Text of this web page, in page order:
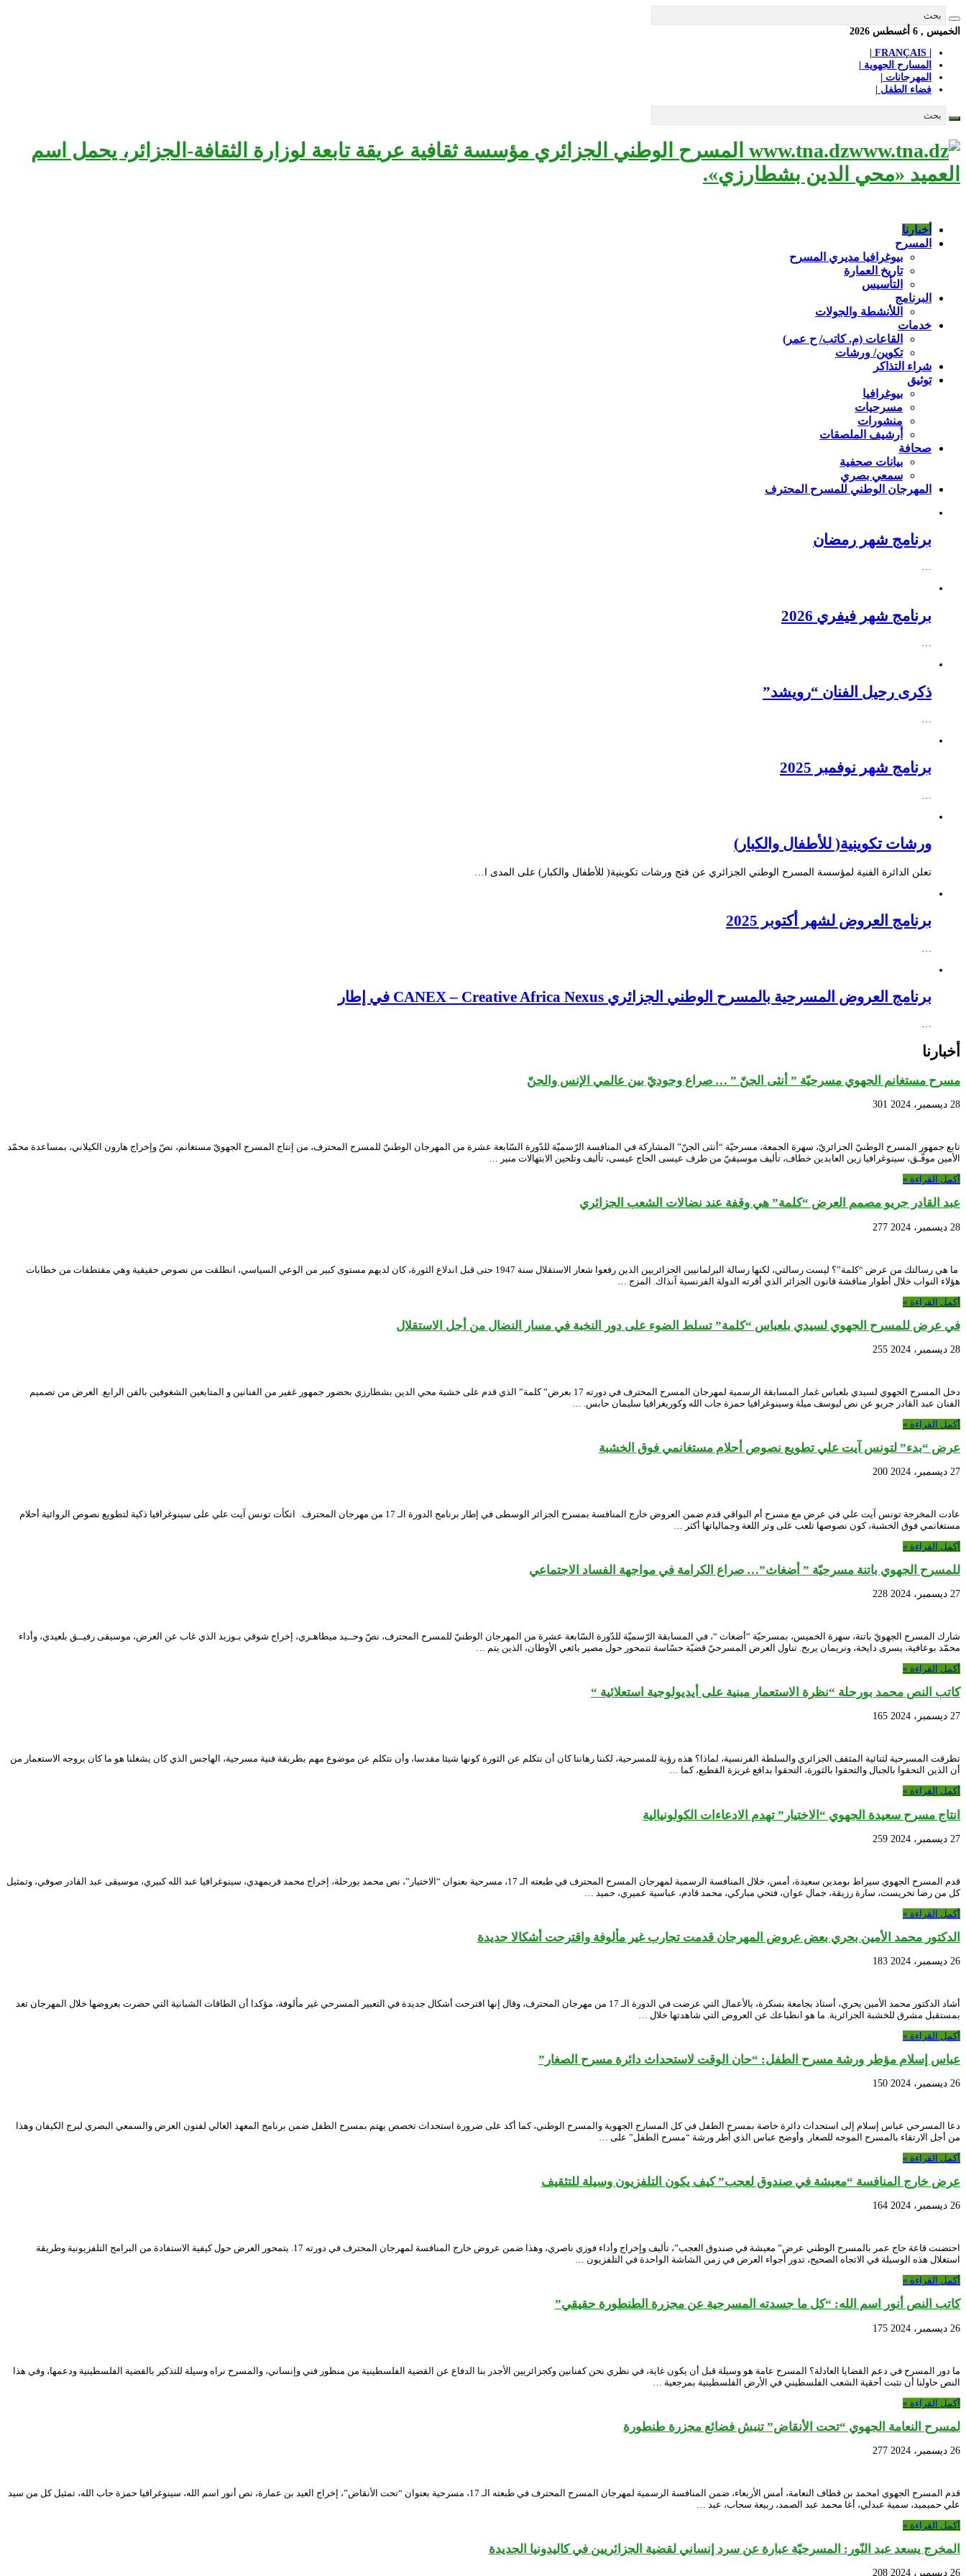
الخميس , 6 أغسطس 2026
المسارح الجهوية |
المهرجانات |
فضاء الطفل |
www.tna.dz المسرح الوطني الجزائري مؤسسة ثقافية عريقة تابعة لوزارة الثقافة-الجزائر، يحمل اسم
العميد «محي الدين بشطارزي».
أخبارنا
المسرح
بيوغرافيا مديري المسرح
تاريخ العمارة
التأسيس
البرنامج
اللأنشطة والجولات
خدمات
القاعات (م. كاتب/ ح عمر)
تكوين/ ورشات
شراء التذاكر
توثيق
بيوغرافيا
مسرحيات
منشورات
أرشيف الملصقات
صحافة
بيانات صحفية
سمعي بصري
المهرجان الوطني للمسرح المحترف
برنامج شهر رمضان
…
برنامج شهر فيفري 2026
…
ذكرى رحيل الفنان “رويشد”
…
برنامج شهر نوفمبر 2025
ورشات تكوينية( للأطفال والكبار)
تعلن الدائرة الفنية لمؤسسة المسرح الوطني الجزائري عن فتح ورشات تكوينية( للأطفال والكبار) على المدى ا…
برنامج العروض لشهر أكتوبر 2025
برنامج العروض المسرحية بالمسرح الوطني الجزائري CANEX – Creative Africa Nexus في إطار
…
أخبارنا
مسرح مستغانم الجهوي مسرحيّة ” أنثى الجنّ ” … صراع وجوديّ بين عالمي الإنس والجنّ
28 ديسمبر، 2024 301
تابع جمهور المسرح الوطنيّ الجزائريّ، سهرة الجمعة، مسرحيّة “أنثى الجنّ” المشاركة في المنافسة الرّسميّة للدّورة السّابعة عشرة من المهرجان الوطنيّ للمسرح المحترف، من إنتاج المسرح الجهويّ مستغانم، نصّ وإخراج هارون الكيلاني، بمساعدة محمّد
الأمين موفّـق، سينوغرافيا زين العابدين خطاف، تأليف موسيقيّ من طرف عيسى الحاج عيسى، تأليف وتلحين الابتهالات منير …
أكمل القراءة »
عبد القادر جريو مصمم العرض “كلمة” هي وقفة عند نضالات الشعب الجزائري
28 ديسمبر، 2024 277
ما هي رسالتك من عرض “كلمة”؟ ليست رسالتي، لكنها رسالة البرلمانيين الجزائريين الذين رفعوا شعار الاستقلال سنة 1947 حتى قبل اندلاع الثورة، كان لديهم مستوى كبير من الوعي السياسي، انطلقت من نصوص حقيقية وهي مقتطفات من خطابات
هؤلاء النواب خلال أطوار مناقشة قانون الجزائر الذي أقرته الدولة الفرنسية آنذاك. المزج …
أكمل القراءة »
في عرض للمسرح الجهوي لسيدي بلعباس “كلمة” تسلط الضوء على دور النخبة في مسار النضال من أجل الاستقلال
28 ديسمبر، 2024 255
دخل المسرح الجهوي لسيدي بلعباس غمار المسابقة الرسمية لمهرجان المسرح المحترف في دورته 17 بعرض” كلمة” الذي قدم على خشبة محي الدين بشطارزي بحضور جمهور غفير من الفنانين و المتابعين الشغوفين بالفن الرابع. العرض من تصميم
الفنان عبد القادر جريو عن نص ليوسف ميلة وسينوغرافيا حمزة جاب الله وكوريغرافيا سليمان حابس. …
أكمل القراءة »
عرض “بدء” لتونس آيت علي تطويع نصوص أحلام مستغانمي فوق الخشبة
27 ديسمبر، 2024 200
عادت المخرجة تونس آيت علي في عرض مع مسرح أم البواقي قدم ضمن العروض خارج المنافسة بمسرح الجزائر الوسطى في إطار برنامج الدورة الـ 17 من مهرجان المحترف. اتكأت تونس آيت علي على سينوغرافيا ذكية لتطويع نصوص الروائية أحلام
مستغانمي فوق الخشبة، كون نصوصها تلعب على وتر اللغة وجمالياتها أكثر …
أكمل القراءة »
للمسرح الجهوي باتنة مسرحيّة ” أضغاث”… صراع الكرامة في مواجهة الفساد الاجتماعي
27 ديسمبر، 2024 228
شارك المسرح الجهويّ باتنة، سهرة الخميس، بمسرحيّة “أضغاث “، في المسابقة الرّسميّة للدّورة السّابعة عشرة من المهرجان الوطنيّ للمسرح المحترف، نصّ وحــيد ميطاهـري، إخراج شوقي بـوزيد الذي غاب عن العرض، موسيقى رفيــق بلعيدي، وأداء
محمّد بوعافية، يسرى دايخة، ونريمان يربح. تناول العرض المسرحيّ قضيّة حسّاسة تتمحور حول مصير بائعي الأوطان، الذين يتم …
أكمل القراءة »
كاتب النص محمد بورحلة “نظرة الاستعمار مبنية على أيديولوجية استعلائية “
27 ديسمبر، 2024 165
تطرقت المسرحية لثنائية المثقف الجزائري والسلطة الفرنسية، لماذا؟ هذه رؤية للمسرحية، لكننا رهاننا كان أن نتكلم عن الثورة كونها شيئا مقدسا، وأن نتكلم عن موضوع مهم بطريقة فنية مسرحية، الهاجس الذي كان يشغلنا هو ما كان يروجه الاستعمار من
أن الذين التحقوا بالجبال والتحقوا بالثورة، التحقوا بدافع غريزة القطيع، كما …
أكمل القراءة »
انتاج مسرح سعيدة الجهوي “الاختيار” تهدم الادعاءات الكولونيالية
27 ديسمبر، 2024 259
قدم المسرح الجهوي سيراط بومدين سعيدة، أمس، خلال المنافسة الرسمية لمهرجان المسرح المحترف في طبعته الـ 17، مسرحية بعنوان “الاختيار”، نص محمد بورحلة، إخراج محمد فريمهدي، سينوغرافيا عبد الله كبيري، موسيقى عبد القادر صوفي، وتمثيل
كل من رضا تخريست، سارة رزيقة، جمال عوان، فتحي مباركي، محمد قادم، عباسية عميري، حميد …
أكمل القراءة »
الدكتور محمد الأمين بحري بعض عروض المهرجان قدمت تجارب غير مألوفة واقترحت أشكالا جديدة
26 ديسمبر، 2024 183
أشاد الدكتور محمد الأمين بحري، أستاذ بجامعة بسكرة، بالأعمال التي عرضت في الدورة الـ 17 من مهرجان المحترف، وقال إنها اقترحت أشكال جديدة في التعبير المسرحي غير مألوفة، مؤكدا أن الطاقات الشبانية التي حضرت بعروضها خلال المهرجان تعد
بمستقبل مشرق للخشبة الجزائرية. ما هو انطباعك عن العروض التي شاهدتها خلال …
أكمل القراءة »
عباس إسلام مؤطر ورشة مسرح الطفل: “حان الوقت لاستحداث دائرة مسرح الصغار”
26 ديسمبر، 2024 150
دعا المسرحي عباس إسلام إلى استحداث دائرة خاصة بمسرح الطفل في كل المسارح الجهوية والمسرح الوطني، كما أكد على ضرورة استحداث تخصص يهتم بمسرح الطفل ضمن برنامج المعهد العالي لفنون العرض والسمعي البصري لبرج الكيفان وهذا
من أجل الارتقاء بالمسرح الموجه للصغار. وأوضح عباس الذي أطر ورشة “مسرح الطفل” على …
أكمل القراءة »
عرض خارج المنافسة “معيشة في صندوق لعجب” كيف يكون التلفزيون وسيلة للتثقيف
26 ديسمبر، 2024 164
احتضنت قاعة حاج عمر بالمسرح الوطني عرض” معيشة في صندوق العجب”، تأليف وإخراج وأداء فوزي ناصري، وهذا ضمن عروض خارج المنافسة لمهرجان المحترف في دورته 17. يتمحور العرض حول كيفية الاستفادة من البرامج التلفزيونية وطريقة
استغلال هذه الوسيلة في الاتجاه الصحيح، تدور أجواء العرض في زمن الشاشة الواحدة في التلفزيون …
أكمل القراءة »
كاتب النص أنور اسم الله: “كل ما جسدته المسرحية عن مجزرة الطنطورة حقيقي”
26 ديسمبر، 2024 175
ما دور المسرح في دعم القضايا العادلة؟ المسرح عامة هو وسيلة قبل أن يكون غاية، في نظري نحن كفنانين وكجزائريين الأجدر بنا الدفاع عن القضية الفلسطينية من منظور فني وإنساني، والمسرح نراه وسيلة للتذكير بالقضية الفلسطينية ودعمها، وفي هذا
النص حاولنا أن نثبت أحقية الشعب الفلسطيني في الأرض الفلسطينية بمرجعية …
أكمل القراءة »
لمسرح النعامة الجهوي “تحت الأنقاض” تنبش فضائع مجزرة طنطورة
26 ديسمبر، 2024 277
قدم المسرح الجهوي امحمد بن قطاف النعامة، أمس الأربعاء، ضمن المنافسة الرسمية لمهرجان المسرح المحترف في طبعته الـ 17، مسرحية بعنوان “تحت الأنقاض”، إخراج العيد بن عمارة، نص أنور اسم الله، سينوغرافيا حمزة جاب الله، تمثيل كل من سيد
علي حميميد، سمية عبدلي، أغا محمد عبد الصمد، ربيعة سحاب، عبد …
أكمل القراءة »
المخرج يسعد عبد النّور: المسرحيّة عبارة عن سرد إنساني لقضية الجزائريين في كاليدونيا الجديدة
26 ديسمبر، 2024 208